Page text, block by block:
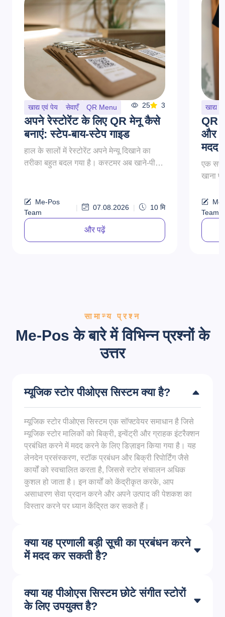
खाद्य एवं पेय सेवाएँ QR Menu 25 3
अपने रेस्टोरेंट के लिए QR मेनू कैसे
बनाएं: स्टेप-बाय-स्टेप गाइड
हाल के सालों में रेस्टोरेंट अपने मेन्यू दिखाने का
तरीका बहुत बदल गया है। कस्टमर अब खाने-पीने
Me-Pos
Team
| 07.08.2026 | 10 मि
और पढ़ें
खाद्य
QR
और
मदद
एक
खाना
ज़्यादा
Team
सामान्य प्रश्न
Me-Pos के बारे में विभिन्न प्रश्नों के
उत्तर
म्यूजिक स्टोर पीओएस सिस्टम क्या है?
म्यूजिक स्टोर पीओएस सिस्टम एक सॉफ्टवेयर समाधान है जिसे
म्यूजिक स्टोर मालिकों को बिक्री, इन्वेंट्री और ग्राहक इंटरैक्शन
प्रबंधित करने में मदद करने के लिए डिज़ाइन किया गया है। यह
लेनदेन प्रसंस्करण, स्टॉक प्रबंधन और बिक्री रिपोर्टिंग जैसे
कार्यों को स्वचालित करता है, जिससे स्टोर संचालन अधिक
कुशल हो जाता है। इन कार्यों को केंद्रीकृत करके, आप
असाधारण सेवा प्रदान करने और अपने उत्पाद की पेशकश का
विस्तार करने पर ध्यान केंद्रित कर सकते हैं।
क्या यह प्रणाली बड़ी सूची का प्रबंधन करने
में मदद कर सकती है?
क्या यह पीओएस सिस्टम छोटे संगीत स्टोरों
के लिए उपयुक्त है?